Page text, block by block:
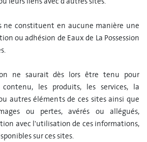
ne constituent en aucune manière une
ou adhésion de Eaux de La Possession
ne saurait dès lors être tenu pour
les produits, les services, la
autres éléments de ces sites ainsi que
ou pertes, avérés ou allégués,
avec l'utilisation de ces informations,
sur ces sites.